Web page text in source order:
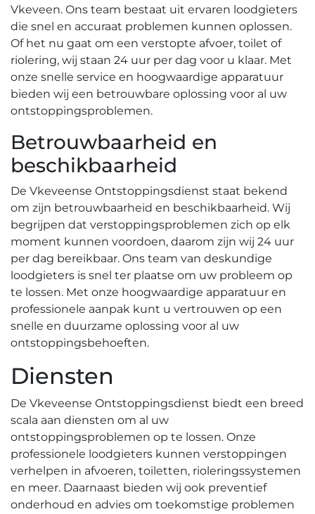
Vkeveen.​ Ons team bestaat uit ervaren loodgieters
die snel en accuraat problemen kunnen oplossen.​
Of het nu gaat om een verstopte afvoer, toilet of
riolering, wij staan 24 uur per dag voor u klaar.​ Met
onze snelle service en hoogwaardige apparatuur
bieden wij een betrouwbare oplossing voor al uw
ontstoppingsproblemen.​
Betrouwbaarheid en
beschikbaarheid
De Vkeveense Ontstoppingsdienst staat bekend
om zijn betrouwbaarheid en beschikbaarheid.​ Wij
begrijpen dat verstoppingsproblemen zich op elk
moment kunnen voordoen, daarom zijn wij 24 uur
per dag bereikbaar.​ Ons team van deskundige
loodgieters is snel ter plaatse om uw probleem op
te lossen.​ Met onze hoogwaardige apparatuur en
professionele aanpak kunt u vertrouwen op een
snelle en duurzame oplossing voor al uw
ontstoppingsbehoeften.​
Diensten
De Vkeveense Ontstoppingsdienst biedt een breed
scala aan diensten om al uw
ontstoppingsproblemen op te lossen.​ Onze
professionele loodgieters kunnen verstoppingen
verhelpen in afvoeren, toiletten, rioleringssystemen
en meer.​ Daarnaast bieden wij ook preventief
onderhoud en advies om toekomstige problemen